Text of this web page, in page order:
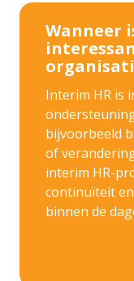
Wanneer
Interim HR is
bijvoorbeeld
of
interim HR-
continuïteit
binnen de